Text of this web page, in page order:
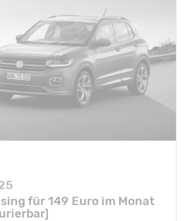
für 149 Euro im Monat